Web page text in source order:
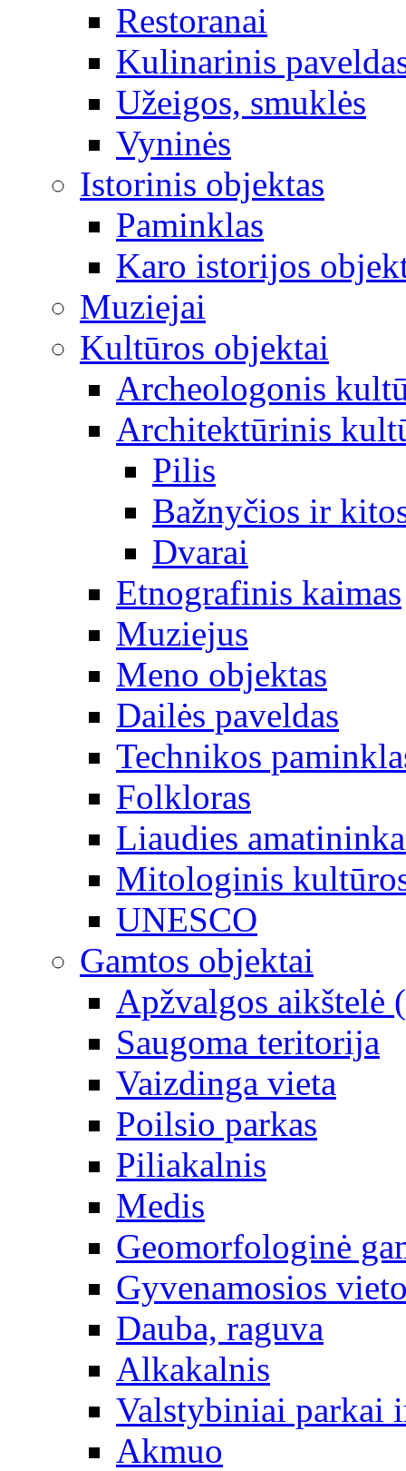
Restoranai
Kulinarinis
Užeigos, smuklės
Vyninės
Istorinis objektas
Paminklas
Karo istorijos
Muziejai
Kultūros objektai
Archeologonis
Architektūrinis
Pilis
Bažnyčios ir
Dvarai
Etnografinis kaimas
Muziejus
Meno objektas
Dailės paveldas
Technikos
Folkloras
Liaudies
Mitologinis
UNESCO
Gamtos objektai
Apžvalgos aikštelė
Saugoma teritorija
Vaizdinga vieta
Poilsio parkas
Piliakalnis
Medis
Geomorfologinė
Gyvenamosios
Dauba, raguva
Alkakalnis
Valstybiniai parkai
Akmuo